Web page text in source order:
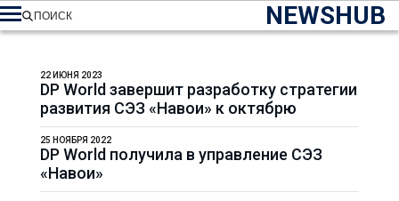
NEWSHUB
ПОИСК
DP World завершит разработку стратегии
развития СЭЗ «Навои» к октябрю
22 ИЮНЯ 2023
DP World получила в управление СЭЗ
«Навои»
25 НОЯБРЯ 2022